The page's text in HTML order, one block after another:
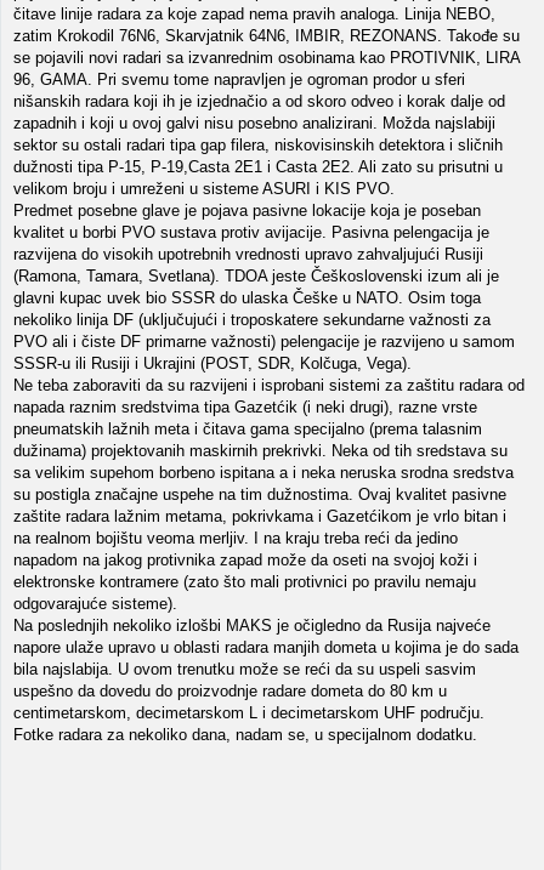
čitave linije radara za koje zapad nema pravih analoga. Linija NEBO,
zatim Krokodil 76N6, Skarvjatnik 64N6, IMBIR, REZONANS. Takođe su
se pojavili novi radari sa izvanrednim osobinama kao PROTIVNIK, LIRA
96, GAMA. Pri svemu tome napravljen je ogroman prodor u sferi
nišanskih radara koji ih je izjednačio a od skoro odveo i korak dalje od
zapadnih i koji u ovoj galvi nisu posebno analizirani. Možda najslabiji
sektor su ostali radari tipa gap filera, niskovisinskih detektora i sličnih
dužnosti tipa P-15, P-19,Casta 2E1 i Casta 2E2. Ali zato su prisutni u
velikom broju i umreženi u sisteme ASURI i KIS PVO.
Predmet posebne glave je pojava pasivne lokacije koja je poseban
kvalitet u borbi PVO sustava protiv avijacije. Pasivna pelengacija je
razvijena do visokih upotrebnih vrednosti upravo zahvaljujući Rusiji
(Ramona, Tamara, Svetlana). TDOA jeste Češkoslovenski izum ali je
glavni kupac uvek bio SSSR do ulaska Češke u NATO. Osim toga
nekoliko linija DF (uključujući i troposkatere sekundarne važnosti za
PVO ali i čiste DF primarne važnosti) pelengacije je razvijeno u samom
SSSR-u ili Rusiji i Ukrajini (POST, SDR, Kolčuga, Vega).
Ne teba zaboraviti da su razvijeni i isprobani sistemi za zaštitu radara od
napada raznim sredstvima tipa Gazetćik (i neki drugi), razne vrste
pneumatskih lažnih meta i čitava gama specijalno (prema talasnim
dužinama) projektovanih maskirnih prekrivki. Neka od tih sredstava su
sa velikim supehom borbeno ispitana a i neka neruska srodna sredstva
su postigla značajne uspehe na tim dužnostima. Ovaj kvalitet pasivne
zaštite radara lažnim metama, pokrivkama i Gazetćikom je vrlo bitan i
na realnom bojištu veoma merljiv. I na kraju treba reći da jedino
napadom na jakog protivnika zapad može da oseti na svojoj koži i
elektronske kontramere (zato što mali protivnici po pravilu nemaju
odgovarajuće sisteme).
Na poslednjih nekoliko izlošbi MAKS je očigledno da Rusija najveće
napore ulaže upravo u oblasti radara manjih dometa u kojima je do sada
bila najslabija. U ovom trenutku može se reći da su uspeli sasvim
uspešno da dovedu do proizvodnje radare dometa do 80 km u
centimetarskom, decimetarskom L i decimetarskom UHF području.
Fotke radara za nekoliko dana, nadam se, u specijalnom dodatku.